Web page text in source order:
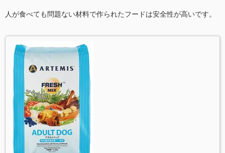
人が食べても問題ない材料で作られたフードは安全性が高いです。